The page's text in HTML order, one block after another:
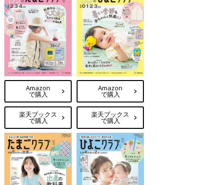
Amazon
で購入
楽天ブックス
で購入
Amazon
で購入
楽天ブックス
で購入